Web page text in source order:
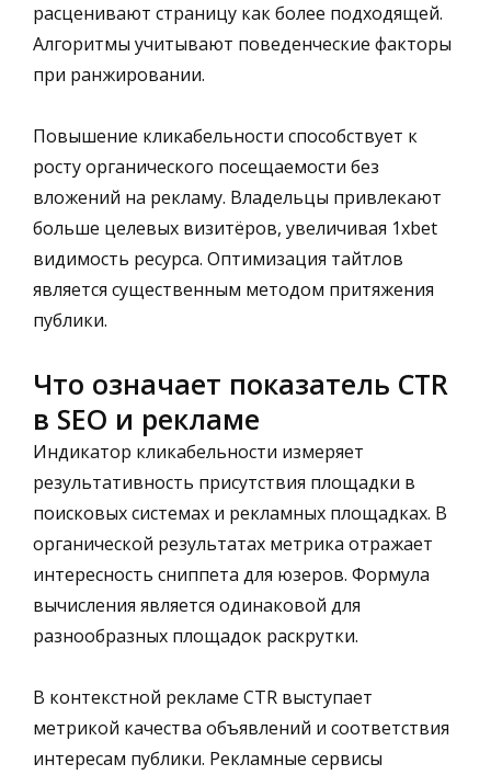
расценивают страницу как более подходящей.
Алгоритмы учитывают поведенческие факторы
при ранжировании.
Повышение кликабельности способствует к
росту органического посещаемости без
вложений на рекламу. Владельцы привлекают
больше целевых визитёров, увеличивая 1xbet
видимость ресурса. Оптимизация тайтлов
является существенным методом притяжения
публики.
Что означает показатель CTR
в SEO и рекламе
Индикатор кликабельности измеряет
результативность присутствия площадки в
поисковых системах и рекламных площадках. В
органической результатах метрика отражает
интересность сниппета для юзеров. Формула
вычисления является одинаковой для
разнообразных площадок раскрутки.
В контекстной рекламе CTR выступает
метрикой качества объявлений и соответствия
интересам публики. Рекламные сервисы